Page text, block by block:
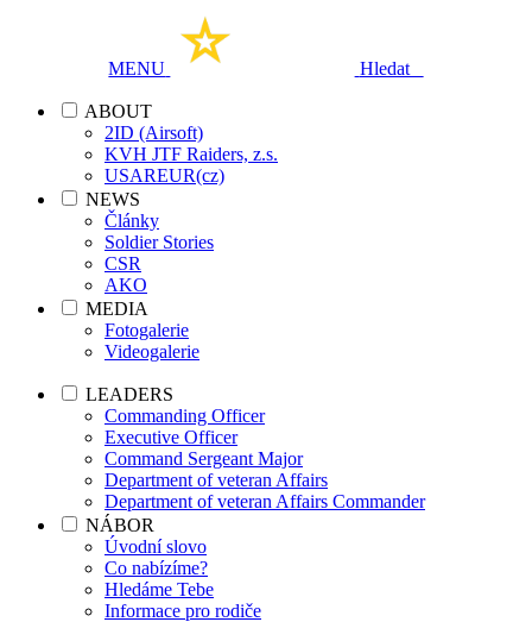
MENU Hledat
ABOUT
2ID (Airsoft)
KVH JTF Raiders, z.s.
USAREUR(cz)
NEWS
Články
Soldier Stories
CSR
AKO
MEDIA
Fotogalerie
Videogalerie
LEADERS
Commanding Officer
Executive Officer
Command Sergeant Major
Department of veteran Affairs
Department of veteran Affairs Commander
NÁBOR
Úvodní slovo
Co nabízíme?
Hledáme Tebe
Informace pro rodiče